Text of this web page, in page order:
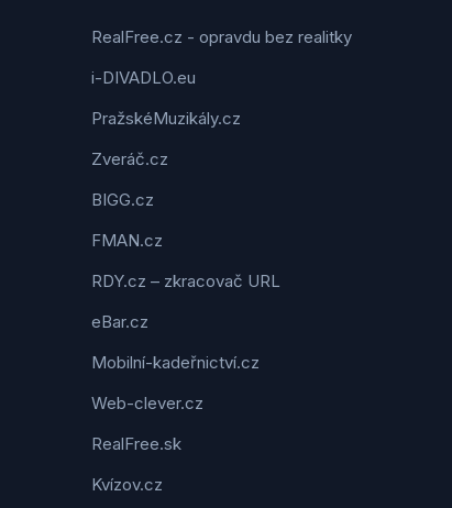
RealFree.cz - opravdu bez realitky
i-DIVADLO.eu
PražskéMuzikály.cz
Zveráč.cz
BIGG.cz
FMAN.cz
RDY.cz – zkracovač URL
eBar.cz
Mobilní-kadeřnictví.cz
Web-clever.cz
RealFree.sk
Kvízov.cz